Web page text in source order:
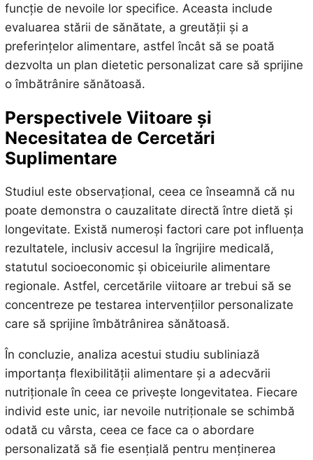
funcție de nevoile lor specifice. Aceasta include
evaluarea stării de sănătate, a greutății și a
preferințelor alimentare, astfel încât să se poată
dezvolta un plan dietetic personalizat care să sprijine
o îmbătrânire sănătoasă.
Perspectivele Viitoare și
Necesitatea de Cercetări
Suplimentare
Studiul este observațional, ceea ce înseamnă că nu
poate demonstra o cauzalitate directă între dietă și
longevitate. Există numeroși factori care pot influența
rezultatele, inclusiv accesul la îngrijire medicală,
statutul socioeconomic și obiceiurile alimentare
regionale. Astfel, cercetările viitoare ar trebui să se
concentreze pe testarea intervențiilor personalizate
care să sprijine îmbătrânirea sănătoasă.
În concluzie, analiza acestui studiu subliniază
importanța flexibilității alimentare și a adecvării
nutriționale în ceea ce privește longevitatea. Fiecare
individ este unic, iar nevoile nutriționale se schimbă
odată cu vârsta, ceea ce face ca o abordare
personalizată să fie esențială pentru menținerea